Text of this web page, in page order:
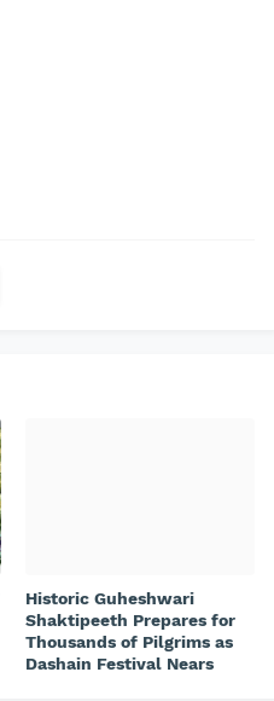
Historic Guheshwari
Shaktipeeth Prepares for
Thousands of Pilgrims as
Dashain Festival Nears